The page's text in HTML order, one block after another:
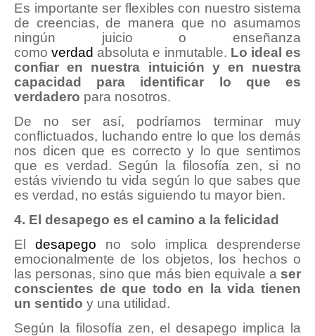
Es importante ser flexibles con nuestro sistema
de creencias, de manera que no asumamos
ningún juicio o enseñanza
comoverdad absoluta e inmutable. Lo ideal es
confiar en nuestra intuición y en nuestra
capacidad para identificar lo que es
verdadero para nosotros.
De no ser así, podríamos terminar muy
conflictuados, luchando entre lo que los demás
nos dicen que es correcto y lo que sentimos
que es verdad. Según la filosofía zen, si no
estás viviendo tu vida según lo que sabes que
es verdad, no estás siguiendo tu mayor bien.
4. El desapego es el camino a la felicidad
Eldesapego no solo implica desprenderse
emocionalmente de los objetos, los hechos o
las personas, sino que más bien equivale a ser
conscientes de que todo en la vida tienen
un sentido y una utilidad.
Según la filosofía zen, el desapego implica la